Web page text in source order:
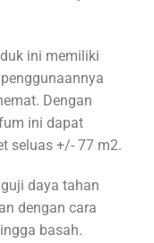
ini memiliki
Dengan
ini dapat
seluas +/- 77 m2.
daya tahan
dengan cara
basah.